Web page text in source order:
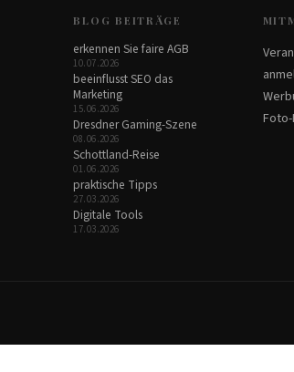
BLOG BEITRÄGE
erkennen Sie faire AGB
10.07.2026
beeinflusst SEO das
Marketing
15.06.2026
Dresdner Gaming-Szene
08.06.2026
Schottland-Reise
01.06.2026
praktische Tipps
27.03.2026
Digitale Tools
17.03.2026